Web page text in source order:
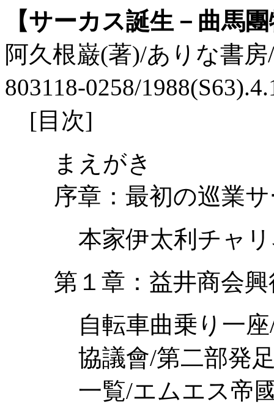
【サーカス誕生－曲馬
阿久根巌(著)/ありな書房
803118-0258/
[目次]
まえがき
序章：最初の巡業
本家伊太利チャ
第１章：益井商会
自転車曲乗り一
協議會/第二部発
一覧/エムエス帝